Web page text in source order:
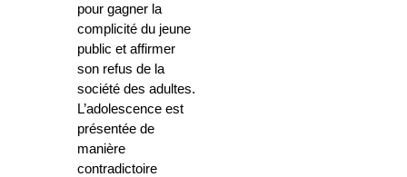
pour gagner la
complicité du jeune
public et affirmer
son refus de la
société des adultes.
L’adolescence est
présentée de
manière
contradictoire